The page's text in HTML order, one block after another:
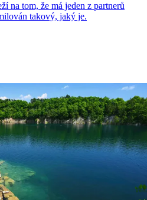
na tom, že má jeden z partnerů
takový, jaký je.